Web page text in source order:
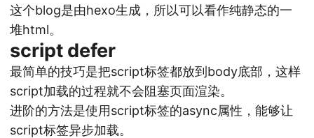
这个blog是由hexo生成，所以可以看作纯静态的一
堆html。
script defer
最简单的技巧是把script标签都放到body底部，这样
script加载的过程就不会阻塞页面渲染。
进阶的方法是使用script标签的async属性，能够让
script标签异步加载。